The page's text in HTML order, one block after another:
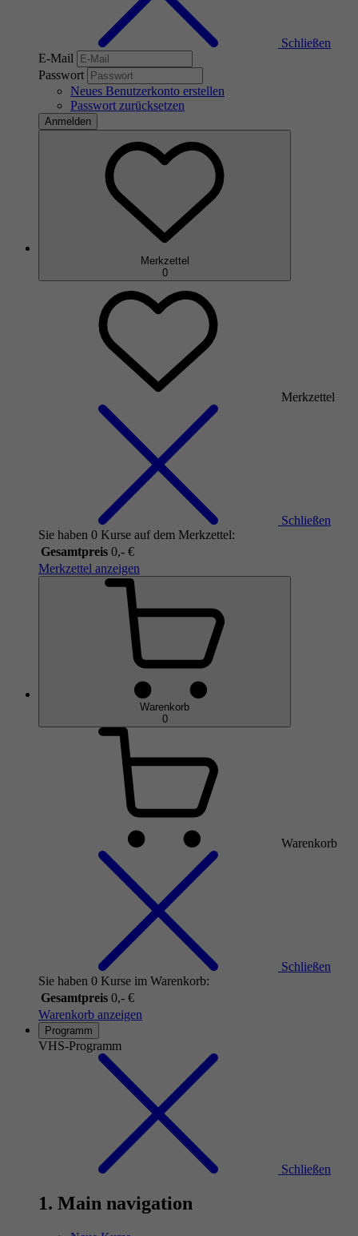
Schließen
E-Mail
Passwort
Neues Benutzerkonto erstellen
Passwort zurücksetzen
Anmelden
Merkzettel
0
Merkzettel
Schließen
Sie haben 0 Kurse auf dem Merkzettel:
Gesamtpreis 0,- €
Merkzettel anzeigen
Warenkorb
0
Warenkorb
Schließen
Sie haben 0 Kurse im Warenkorb:
Gesamtpreis 0,- €
Warenkorb anzeigen
Programm
VHS-Programm
Schließen
1. Main navigation